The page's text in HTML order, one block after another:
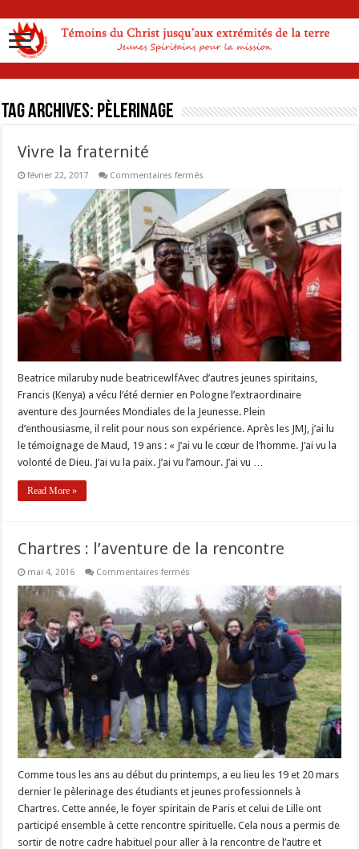
Tag Archives: Pèlerinage
Vivre la fraternité
février 22, 2017 Commentaires fermés
fraternité
Beatrice milaruby nude beatricewlfAvec d’autres jeunes spiritains,
Francis (Kenya) a vécu l’été dernier en Pologne l’extraordinaire
aventure des Journées Mondiales de la Jeunesse. Plein
d’enthousiasme, il relit pour nous son expérience. Après les JMJ, j’ai lu
le témoignage de Maud, 19 ans : « J’ai vu le cœur de l’homme. J’ai vu la
volonté de Dieu. J’ai vu la paix. J’ai vu l’amour. J’ai vu …
Read More »
Chartres : l’aventure de la rencontre
mai 4, 2016 Commentaires fermés
l’aventure
de
la
rencontre
Comme tous les ans au début du printemps, a eu lieu les 19 et 20 mars
dernier le pèlerinage des étudiants et jeunes professionnels à
Chartres. Cette année, le foyer spiritain de Paris et celui de Lille ont
participé ensemble à cette rencontre spirituelle. Cela nous a permis de
sortir de notre cadre habituel pour aller à la rencontre de l’autre et